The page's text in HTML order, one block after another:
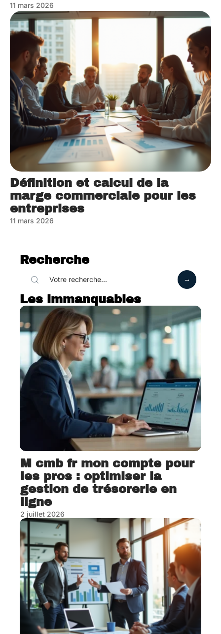
11 mars 2026
Définition et calcul de la
marge commerciale pour les
entreprises
11 mars 2026
Recherche
Les immanquables
M cmb fr mon compte pour
les pros : optimiser la
gestion de trésorerie en
ligne
2 juillet 2026